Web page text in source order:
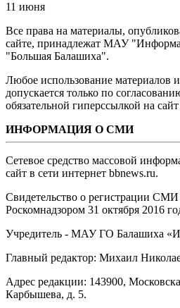
11 июня
Все права на материалы,
сайте, принадлежат МАУ
"Большая Балашиха".
Любое использование материалов
допускается только по
обязательной гиперссылкой на
ИНФОРМАЦИЯ О СМИ
Сетевое средство массовой
сайт в сети интернет bbnews.ru.
Свидетельство о регистрации
Роскомнадзором 31 октября 2016
Учредитель - МАУ ГО Балашиха
Главный редактор: Михаил
Адрес редакции: 143900,
Карбышева, д. 5.